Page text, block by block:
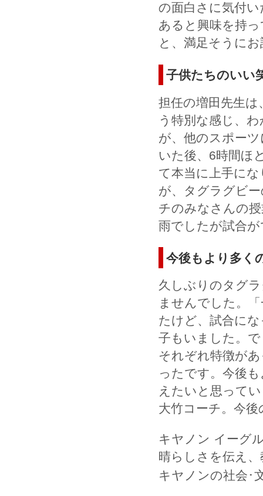
の面白さに気付
あると興味を持
と、満足そうに
子供たちのいい
担任の増田先生
う特別な感じ、
が、他のスポー
いた後、6時間ほ
て本当に上手に
が、タグラグビ
チのみなさんの
雨でしたが試合
今後もより多く
久しぶりのタグ
ませんでした。
たけど、試合に
子もいました。
それぞれ特徴が
ったです。今後
えたいと思って
大竹コーチ。今
キヤノン イーグ
晴らしさを伝え
キヤノンの社会･